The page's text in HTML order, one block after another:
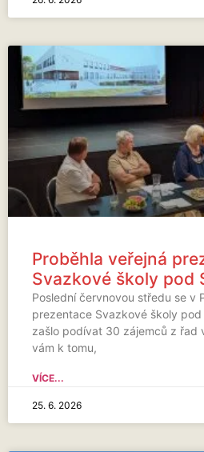
Proběhla veřejná
Svazkové školy pod
Poslední červnovou středu se v
prezentace Svazkové školy
zašlo podívat 30 zájemců z řad
vám k tomu,
VÍCE...
25. 6. 2026